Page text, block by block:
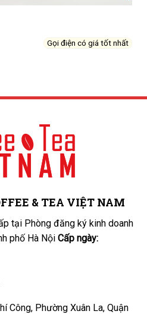
Gọi điện có giá tốt nhất
& TEA VIỆT NAM
tại Phòng đăng ký kinh doanh
phố Hà Nội Cấp ngày:
Công, Phường Xuân La, Quận